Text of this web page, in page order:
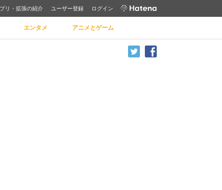
リ・拡張の紹介 ユーザー登録 ログイン
エンタメ アニメとゲーム